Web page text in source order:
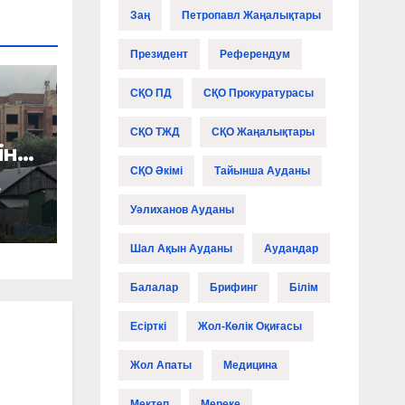
Заң Петропавл Жаңалықтары
Президент Референдум
СҚО ПД СҚО Прокуратурасы
СҚО ТЖД СҚО Жаңалықтары
СҚО Әкімі Тайынша Ауданы
Уәлиханов Ауданы
Шал Ақын Ауданы Аудандар
Балалар Брифинг Білім
Есірткі Жол-Көлік Оқиғасы
Жол Апаты Медицина